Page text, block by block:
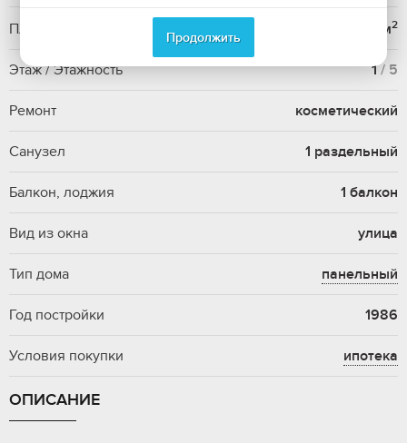
Площадь кухни 7.5 м2
Этаж / Этажность 1/ 5
Ремонт косметический
Санузел 1 раздельный
Балкон, лоджия 1 балкон
Вид из окна улица
Тип дома панельный
Год постройки 1986
Условия покупки ипотека
ОПИСАНИЕ
Продолжить